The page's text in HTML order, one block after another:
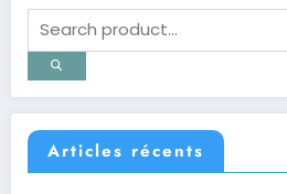
Articles récents